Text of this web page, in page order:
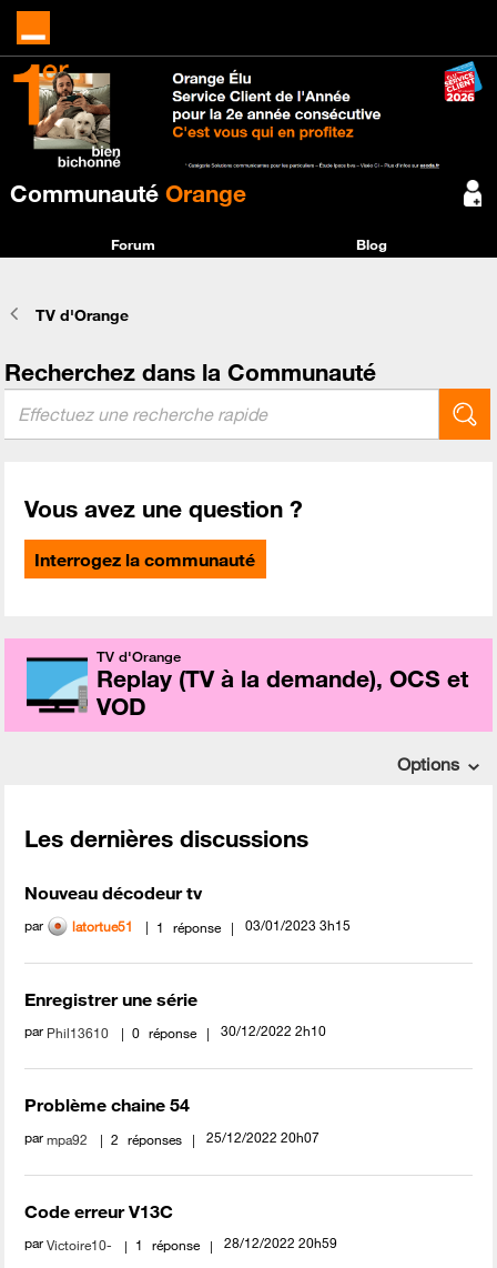
Communauté Orange
Forum Blog
TV d'Orange
Recherchez dans la Communauté
Vous avez une question ?
Interrogez la communauté
TV d'Orange
Replay (TV à la demande), OCS et
VOD
Options
Les dernières discussions
Nouveau décodeur tv
par latortue51 1 réponse ‎03/01/2023 3h15
Enregistrer une série
par Phil13610 0 réponse ‎30/12/2022 2h10
Problème chaine 54
parmpa92 2 réponses ‎25/12/2022 20h07
Code erreur V13C
parVictoire10- 1 réponse ‎28/12/2022 20h59